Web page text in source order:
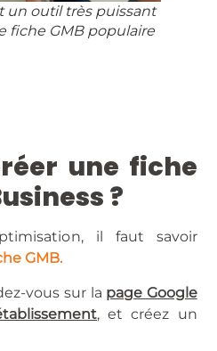
un outil très puissant
fiche GMB populaire
une fiche
?
il faut savoir
GMB.
vous sur la page Google
, et créez un